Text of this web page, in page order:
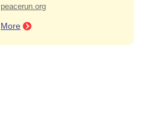
peacerun.org
More